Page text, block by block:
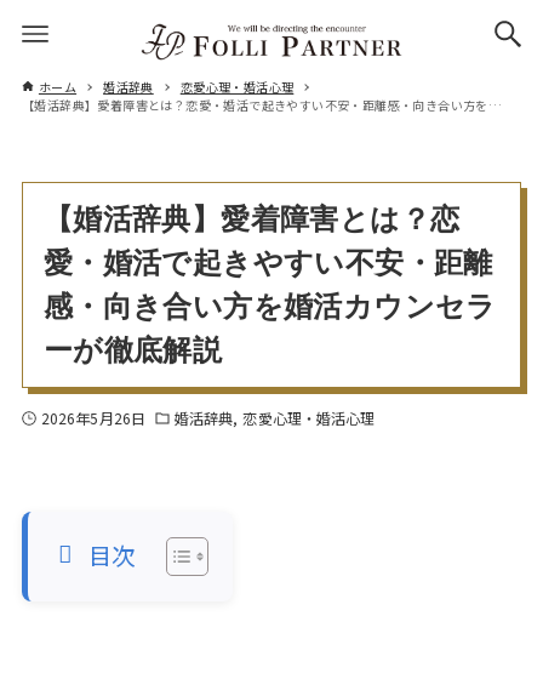
ホーム 婚活辞典
恋愛心理・婚活心理
【婚活辞典】愛着障害とは？恋愛・婚活で起きやすい不安・距離感・向き合い方を婚活カウンセラーが徹底解説
【婚活辞典】愛着障害とは？恋
愛・婚活で起きやすい不安・距離
感・向き合い方を婚活カウンセラ
ーが徹底解説
2026年5月26日 婚活辞典 恋愛心理・婚活心理
目次